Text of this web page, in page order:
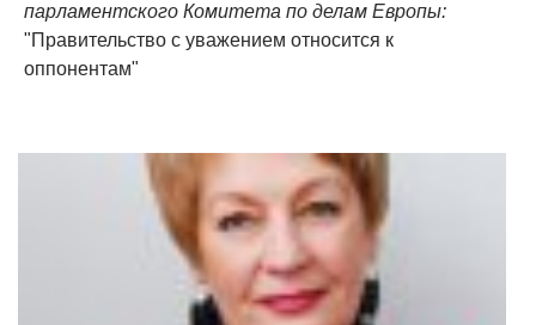
парламентского Комитета по делам Европы:
"Правительство с уважением относится к
оппонентам"